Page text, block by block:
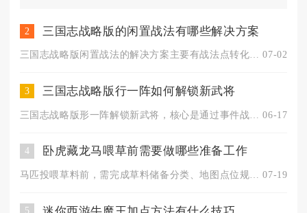
2 三国志战略版的闲置战法有哪些解决方案
三国志战略版闲置战法的解决方案主要有战法点转化、传承复用、武... 07-02
3 三国志战略版行一阵如何解锁新武将
06-17
4 卧虎藏龙马喂草前需要做哪些准备工作
07-19
5